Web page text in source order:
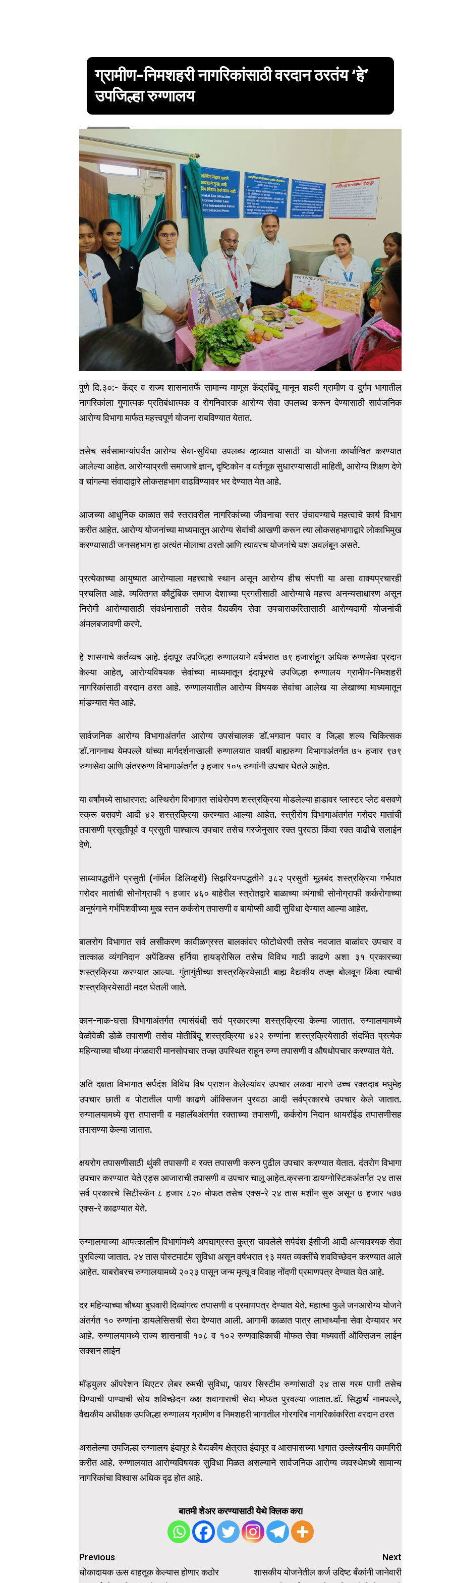
ग्रामीण-निमशहरी नागरिकांसाठी वरदान ठरतंय ‘हे’
उपजिल्हा रुग्णालय
पुणे दि.३०:- केंद्र व राज्य शासनातर्फे सामान्य माणूस केंद्रबिंदू मानून शहरी ग्रामीण व दुर्गम भागातील
नागरिकांला गुणात्मक प्रतिबंधात्मक व रोगनिवारक आरोग्य सेवा उपलब्ध करून देण्यासाठी सार्वजनिक
आरोग्य विभागा मार्फत महत्त्वपूर्ण योजना राबविण्यात येतात.
तसेच सर्वसामान्यांपर्यंत आरोग्य सेवा-सुविधा उपलब्ध व्हाव्यात यासाठी या योजना कार्यान्वित करण्यात
आलेल्या आहेत. आरोग्याप्रती समाजाचे ज्ञान, दृष्टिकोन व वर्तणूक सुधारण्यासाठी माहिती, आरोग्य शिक्षण देणे
व चांगल्या संवादाद्वारे लोकसहभाग वाढविण्यावर भर देण्यात येत आहे.
आजच्या आधुनिक काळात सर्व स्तरावरील नागरिकांच्या जीवनाचा स्तर उंचावण्याचे महत्वाचे कार्य विभाग
करीत आहेत. आरोग्य योजनांच्या माध्यमातून आरोग्य सेवांची आखणी करून त्या लोकसहभागाद्वारे लोकाभिमुख
करण्यासाठी जनसहभाग हा अत्यंत मोलाचा ठरतो आणि त्यावरच योजनांचे यश अवलंबून असते.
प्रत्येकाच्या आयुष्यात आरोग्याला महत्त्वाचे स्थान असून आरोग्य हीच संपत्ती या असा वाक्यप्रचारही
प्रचलित आहे. व्यक्तिगत कौटुंबिक समाज देशाच्या प्रगतीसाठी आरोग्याचे महत्त्व अनन्यसाधारण असून
निरोगी आरोग्यासाठी संवर्धनासाठी तसेच वैद्यकीय सेवा उपचाराकरितासाठी आरोग्यदायी योजनांची
अंमलबजावणी करणे.
हे शासनाचे कर्तव्यच आहे. इंदापूर उपजिल्हा रुग्णालयाने वर्षभरात ७९ हजारांहून अधिक रुग्णसेवा प्रदान
केल्या आहेत, आरोग्यविषयक सेवांच्या माध्यमातून इंदापूरचे उपजिल्हा रुग्णालय ग्रामीण-निमशहरी
नागरिकांसाठी वरदान ठरत आहे. रुग्णालयातील आरोग्य विषयक सेवांचा आलेख या लेखाच्या माध्यमातून
मांडण्यात येत आहे.
सार्वजनिक आरोग्य विभागाअंतर्गत आरोग्य उपसंचालक डॉ.भगवान पवार व जिल्हा शल्य चिकित्सक
डॉ.नागनाथ येमपल्ले यांच्या मार्गदर्शनाखाली रुग्णालयात यावर्षी बाह्यरुग्ण विभागाअंतर्गत ७५ हजार ९७९
रुग्णसेवा आणि अंतररुग्ण विभागाअंतर्गत ३ हजार १०५ रुग्णांनी उपचार घेतले आहेत.
या वर्षांमध्ये साधारणत: अस्थिरोग विभागात सांधेरोपण शस्त्रक्रिया मोडलेल्या हाडावर प्लास्टर प्लेट बसवणे
स्क्रू बसवणे आदी ४२ शस्त्रक्रिया करण्यात आल्या आहेत. स्त्रीरोग विभागाअंतर्गत गरोदर मातांची
तपासणी प्रसूतीपूर्व व प्रसुती पाश्चात्य उपचार तसेच गरजेनुसार रक्त पुरवठा किंवा रक्त वाढीचे सलाईन
देणे.
साध्यापद्धतीने प्रसुती (नॉर्मल डिलिव्हरी) सिझरियनपद्धतीने ३८२ प्रसुती मूलबंद शस्त्रक्रिया गर्भपात
गरोदर मातांची सोनोग्राफी १ हजार ४६० बाहेरील स्त्रोतद्वारे बाळाच्या व्यंगाची सोनोग्राफी कर्करोगाच्या
अनुषंगाने गर्भपिशवीच्या मुख स्तन कर्करोग तपासणी व बायोप्सी आदी सुविधा देण्यात आल्या आहेत.
बालरोग विभागात सर्व लसीकरण कावीळग्रस्त बालकांवर फोटोथेरपी तसेच नवजात बाळांवर उपचार व
तात्काळ व्यंगनिदान अपेंडिक्स हर्निया हायड्रोसिल तसेच विविध गाठी काढणे अशा ३१ प्रकारच्या
शस्त्रक्रिया करण्यात आल्या. गुंतागुंतीच्या शस्त्रक्रियेसाठी बाह्य वैद्यकीय तज्ज्ञ बोलवून किंवा त्याची
शस्त्रक्रियेसाठी मदत घेतली जाते.
कान-नाक-घसा विभागाअंतर्गत त्यासंबंधी सर्व प्रकारच्या शस्त्रक्रिया केल्या जातात. रुग्णालयामध्ये
वेळोवेळी डोळे तपासणी तसेच मोतीबिंदू शस्त्रक्रिया ४२२ रुग्णांना शस्त्रक्रियेसाठी संदर्भित प्रत्येक
महिन्याच्या चौथ्या मंगळवारी मानसोपचार तज्ज्ञ उपस्थित राहून रुग्ण तपासणी व औषधोपचार करण्यात येते.
अति दक्षता विभागात सर्पदंश विविध विष प्राशन केलेल्यांवर उपचार लकवा मारणे उच्च रक्तदाब मधुमेह
उपचार छाती व पोटातील पाणी काढणे ऑक्सिजन पुरवठा आदी सर्वप्रकारचे उपचार केले जातात.
रुग्णालयामध्ये वृत्त तपासणी व महालॅबअंतर्गत रक्ताच्या तपासणी, कर्करोग निदान थायरॉईड तपासणीसह
तपासण्या केल्या जातात.
क्षयरोग तपासणीसाठी थुंकी तपासणी व रक्त तपासणी करुन पुढील उपचार करण्यात येतात. दंतरोग विभागा
उपचार करण्यात येते एड्स आजाराची तपासणी व उपचार चालू आहेत.क्रसना डायग्नोस्टिकअंतर्गत २४ तास
सर्व प्रकारचे सिटीस्कॅन ८ हजार ८२० मोफत तसेच एक्स-रे २४ तास मशीन सुरु असून ७ हजार ५७७
एक्स-रे काढण्यात येते.
रुग्णालयाच्या आपत्कालीन विभागांमध्ये अपघाग्रस्त कुत्रा चावलेले सर्पदंश ईसीजी आदी अत्यावश्यक सेवा
पुरविल्या जातात. २४ तास पोस्टमार्टम सुविधा असून वर्षभरात ९३ मयत व्यक्तींचे शवविच्छेदन करण्यात आले
आहेत. याबरोबरच रुग्णालयामध्ये २०२३ पासून जन्म मृत्यू व विवाह नोंदणी प्रमाणपत्र देण्यात येत आहे.
दर महिन्याच्या चौथ्या बुधवारी दिव्यांगत्व तपासणी व प्रमाणपत्र देण्यात येते. महात्मा फुले जनआरोग्य योजने
अंतर्गत १० रुग्णांना डायलेसिसची सेवा देण्यात आली. आगामी काळात पात्र लाभार्थ्यांना सेवा देण्यावर भर
आहे. रुग्णालयामध्ये राज्य शासनाची १०८ व १०२ रुग्णवाहिकाची मोफत सेवा मध्यवर्ती ऑक्सिजन लाईन
सक्शन लाईन
मॉड्युलर ऑपरेशन थिएटर लेबर रुमची सुविधा, फायर सिस्टीम रुग्णांसाठी २४ तास गरम पाणी तसेच
पिण्याची पाण्याची सोय शविच्छेदन कक्ष शवागाराची सेवा मोफत पुरवल्या जातात.डॉ. सिद्धार्थ नामपल्ले,
वैद्यकीय अधीक्षक उपजिल्हा रुग्णालय ग्रामीण व निमशहरी भागातील गोरगरिब नागरिकांकरिता वरदान ठरत
असलेल्या उपजिल्हा रुग्णालय इंदापूर हे वैद्यकीय क्षेत्रात इंदापूर व आसपासच्या भागात उल्लेखनीय कामगिरी
करीत आहे. रुग्णालयात आरोग्यविषयक सुविधा मिळत असल्याने सार्वजनिक आरोग्य व्यवस्थेमध्ये सामान्य
नागरिकांचा विश्वास अधिक दृढ होत आहे.
बातमी शेअर करण्यासाठी येथे क्लिक करा
Post
navigation
Previous
धोकादायक ऊस वाहतूक केल्यास होणार कठोर
Next
शासकीय योजनेतील कर्ज उदिष्ट बँकांनी जानेवारी